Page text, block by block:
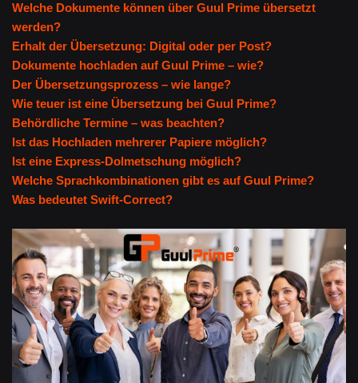
Welche Dokumente können über Guul Prime übersetzt
werden?
Erhalt der Übersetzung: Digital oder per Post?
Dokumente hochladen auf Guul Prime – wie?
Der Übersetzungsprozess – wie lange?
Wie teuer ist eine Übersetzung bei Guul Prime?
Behördliche Termine – was beachten?
Ist das Hochladen mehrerer Papiere möglich?
Ist eine Express-Dolmetschung möglich?
Welche Sprachkombinationen gibt es auf Guul Prime?
Was bedeutet Swift-Correct?